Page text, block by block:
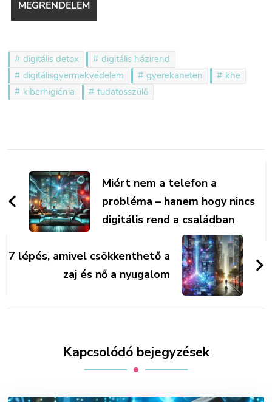
digitális detox
digitális házirend
digitálisgyermekvédelem
gyerekaneten
khe
kiberhigiénia
tudatosszülő
navigációjaMiért nem a telefon a
probléma – hanem hogy nincs
digitális rend a családban
7 lépés, amivel csökkenthető a
zaj és nő a nyugalom
Kapcsolódó bejegyzések